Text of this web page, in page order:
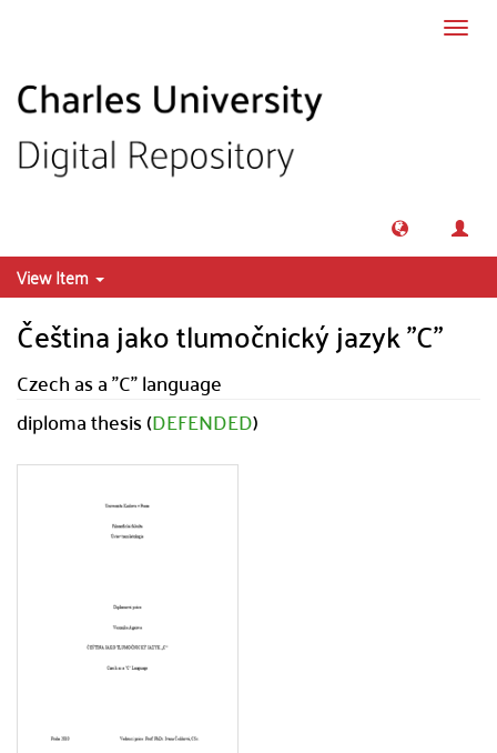
View Item
Čeština jako tlumočnický jazyk "C"
Czech as a "C" language
diploma thesis (DEFENDED)